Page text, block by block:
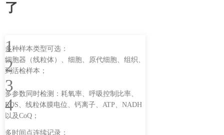
1多种检测参数时间、样本难统一
衰老领域的研究，除核心参数耗氧率以为，通常还需
要线粒体膜电位、活性氧等多种线粒体相关参数进行
相互验证，传统方法往往需要多台机器进行测量，一
衰老线粒体呼吸代谢能量代谢相关科研领域，
前出现的研究困难：
了